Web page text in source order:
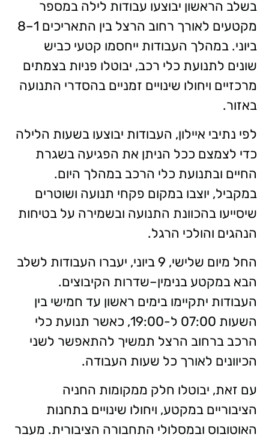
בשלב הראשון יבוצעו עבודות לילה במספר
מקטעים לאורך רחוב הרצל בין התאריכים 1–8
ביוני. במהלך העבודות ייחסמו קטעי כביש
שונים לתנועת כלי רכב, יבוטלו פניות בצמתים
מרכזיים ויחולו שינויים זמניים בהסדרי התנועה
באזור.
לפי נתיבי איילון, העבודות יבוצעו בשעות הלילה
כדי לצמצם ככל הניתן את הפגיעה בשגרת
החיים ובתנועת כלי הרכב במהלך היום.
במקביל, יוצבו במקום פקחי תנועה ושוטרים
שיסייעו בהכוונת התנועה ובשמירה על בטיחות
הנהגים והולכי הרגל.
החל מיום שלישי, 9 ביוני, יעברו העבודות לשלב
הבא במקטע בנימין–שדרות הקיבוצים.
העבודות יתקיימו בימים ראשון עד חמישי בין
השעות 07:00 ל-19:00, כאשר תנועת כלי
הרכב ברחוב הרצל תמשיך להתאפשר לשני
הכיוונים לאורך כל שעות העבודה.
עם זאת, יבוטלו חלק ממקומות החניה
הציבוריים במקטע, ויחולו שינויים בתחנות
האוטובוס ובמסלולי התחבורה הציבורית. מעבר